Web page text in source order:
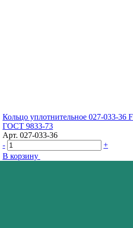
Кольцо уплотнительное 027-033-36
ГОСТ 9833-73
Арт. 027-033-36
-
+
В корзину